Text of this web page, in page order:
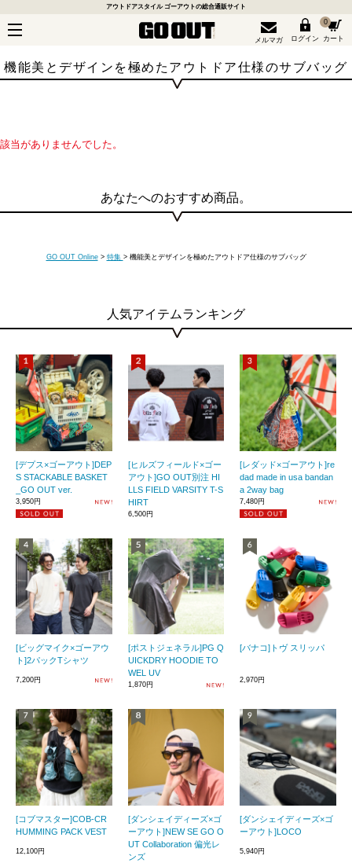
アウトドアスタイル ゴーアウトの総合通販サイト
メルマガ ログイン
0
カート
機能美とデザインを極めたアウトドア仕様のサブバッグ
該当がありませんでした。
あなたへのおすすめ商品。
GO OUT Online > 特集 > 機能美とデザインを極めたアウトドア仕様のサブバッグ
人気アイテムランキング
[デプス×ゴーアウト]DEP
S STACKABLE BASKET
_GO OUT ver.
3,950円
[ヒルズフィールド×ゴー
アウト]GO OUT別注 HI
LLS FIELD VARSITY T-S
HIRT
6,500円
[レダッド×ゴーアウト]re
dad made in usa bandan
a 2way bag
7,480円
[ビッグマイク×ゴーアウ
ト]2パックTシャツ
7,200円
[ポストジェネラル]PG Q
UICKDRY HOODIE TO
WEL UV
1,870円
[バナコ]トヴ スリッパ
2,970円
[コブマスター]COB-CR
HUMMING PACK VEST
12,100円
[ダンシェイディーズ×ゴ
ーアウト]NEW SE GO O
UT Collaboration 偏光レ
ンズ
[ダンシェイディーズ×ゴ
ーアウト]LOCO
5,940円